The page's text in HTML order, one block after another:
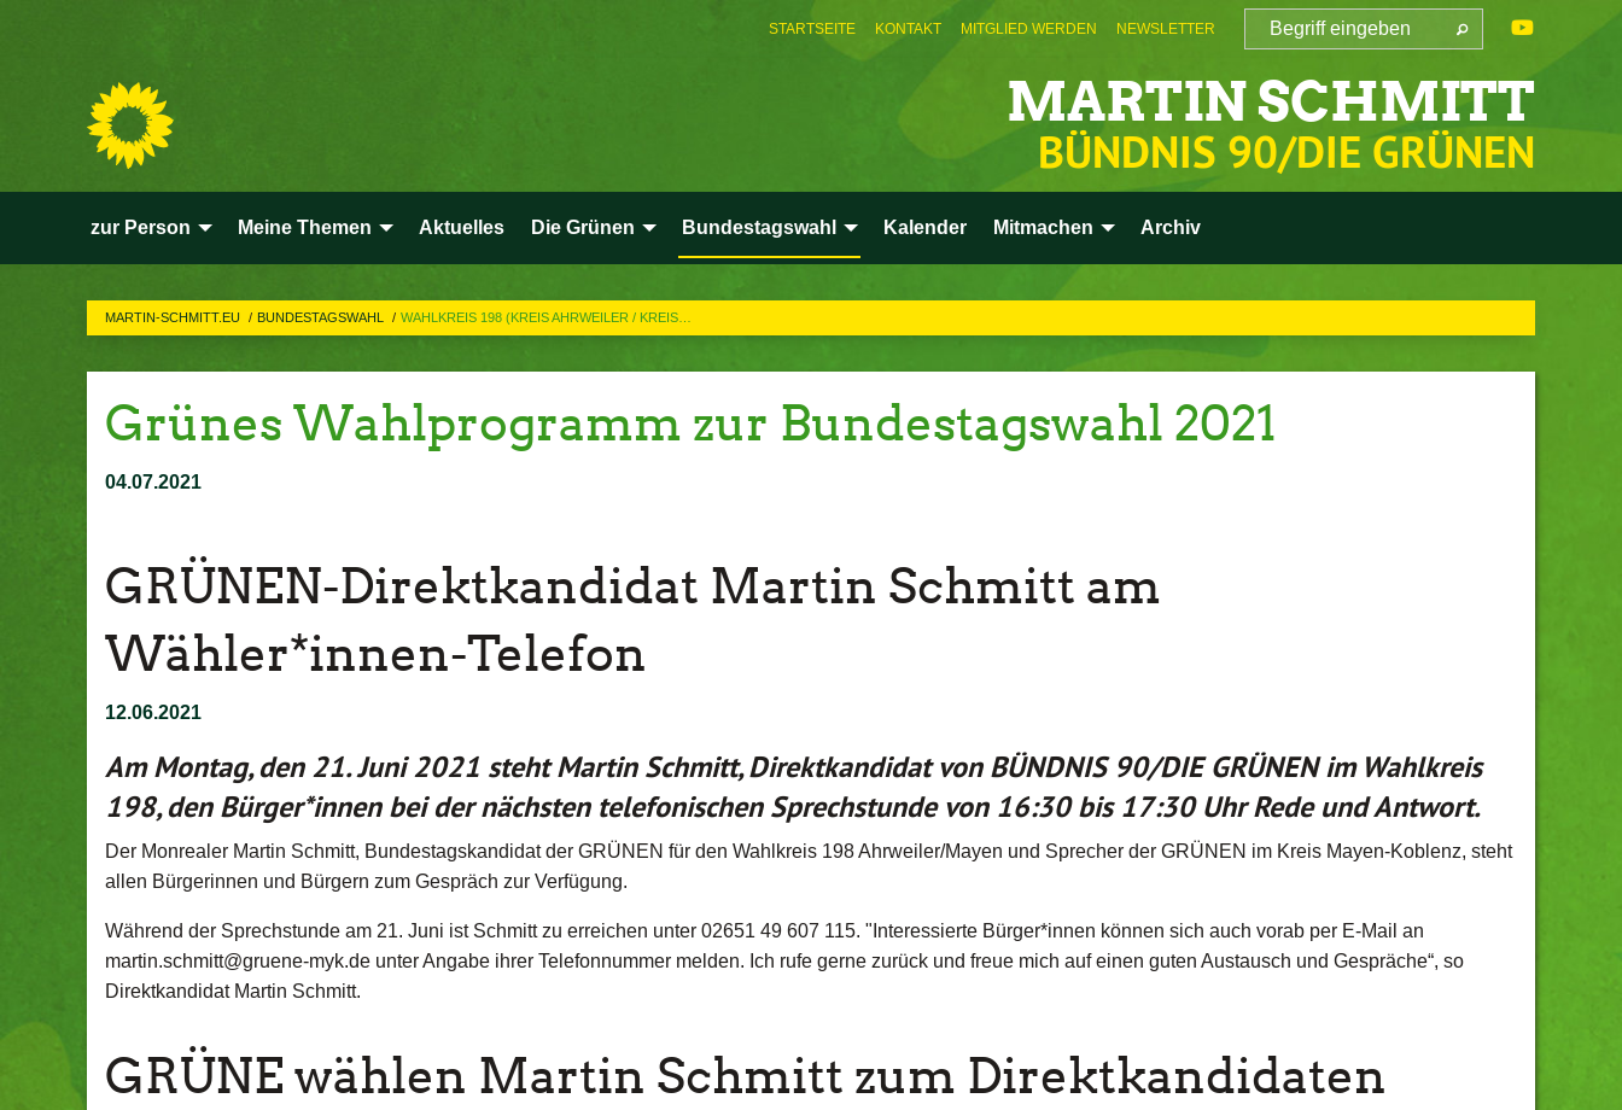
STARTSEITE KONTAKT MITGLIED WERDEN NEWSLETTER
MARTIN SCHMITT
BÜNDNIS 90/DIE GRÜNEN
zur Person Meine Themen Aktuelles Die Grünen Bundestagswahl Kalender Mitmachen Archiv
MARTIN-SCHMITT.EU BUNDESTAGSWAHL WAHLKREIS 198 (KREIS AHRWEILER / KREIS…
Grünes Wahlprogramm zur Bundestagswahl 2021
04.07.2021
GRÜNEN-Direktkandidat Martin Schmitt am
Wähler*innen-Telefon
12.06.2021
Am Montag, den 21. Juni 2021 stehtMartin Schmitt, Direktkandidat von BÜNDNIS 90/DIE GRÜNEN im Wahlkreis
198, den Bürger*innen bei der nächsten telefonischen Sprechstunde von 16:30 bis 17:30 Uhr Rede und Antwort.
Der Monrealer Martin Schmitt, Bundestagskandidat der GRÜNEN für den Wahlkreis 198 Ahrweiler/Mayen und Sprecher der GRÜNEN im Kreis Mayen-Koblenz, steht
allen Bürgerinnen und Bürgern zum Gespräch zur Verfügung.
Während der Sprechstunde am 21. Juni ist Schmitt zu erreichen unter 02651 49 607 115. "Interessierte Bürger*innen können sich auch vorab per E-Mail an
martin.schmitt@gruene-myk.de unter Angabe ihrer Telefonnummer melden. Ich rufe gerne zurück und freue mich auf einen guten Austausch und Gespräche“, so
Direktkandidat Martin Schmitt.
GRÜNE wählen Martin Schmitt zum Direktkandidaten